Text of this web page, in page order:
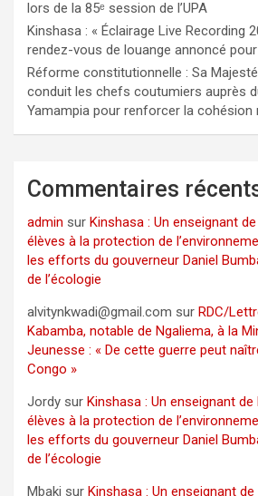
lors de la 85ᵉ session de l’UPA
Kinshasa : « Éclairage Live Recording
rendez-vous de louange annoncé
Réforme constitutionnelle : Sa
conduit les chefs coutumiers auprès
Yamampia pour renforcer la cohésion
Commentaires
admin sur Kinshasa : Un enseignant
élèves à la protection de
les efforts du gouverneur Daniel
de l’écologie
alvitynkwadi@gmail.com sur RDC/
Kabamba, notable de Ngaliema, à la
Jeunesse : « De cette guerre peut
Congo »
Jordy sur Kinshasa : Un enseignant
élèves à la protection de
les efforts du gouverneur Daniel
de l’écologie
Mbaki sur Kinshasa : Un enseignant